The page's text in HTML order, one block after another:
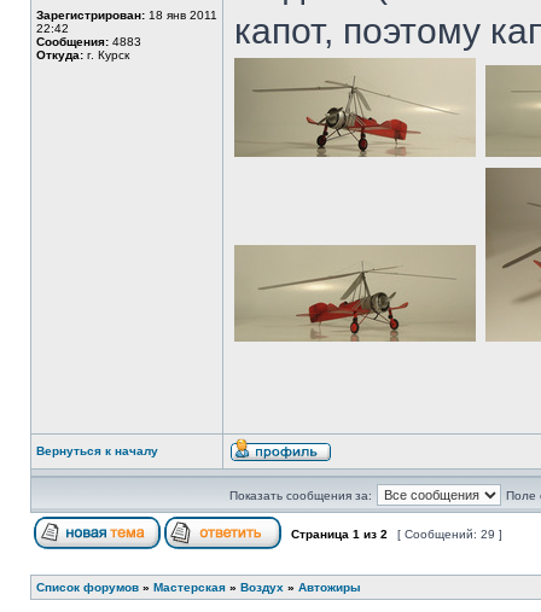
Зарегистрирован: 18 янв 2011
22:42
Сообщения: 4883
Откуда: г. Курск
капот, поэтому
Вернуться к началу
Показать сообщения за: Поле
Страница 1 из 2 [ Сообщений: 29 ]
Список форумов » Мастерская » Воздух » Автожиры